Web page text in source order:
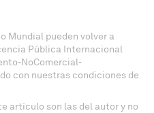
Mundial pueden volver a
Pública Internacional
NoComercial-
con nuestras condiciones de
artículo son las del autor y no